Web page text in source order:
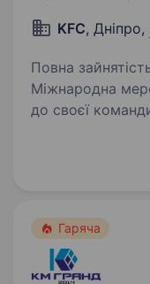
KFC, Дніпро,
Повна
Міжнародна
до своєї
Гаряча